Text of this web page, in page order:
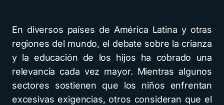
En diversos países de América Latina y otras
regiones del mundo, el debate sobre la crianza
y la educación de los hijos ha cobrado una
relevancia cada vez mayor. Mientras algunos
sectores sostienen que los niños enfrentan
excesivas exigencias, otros consideran que el